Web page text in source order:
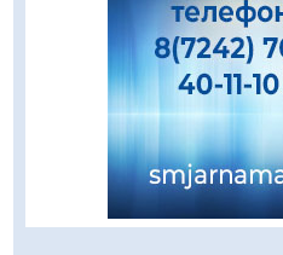
Даналықтың
шамшырағы
08.08.2026
Кенеге қарсы
жүргізілуде
07.08.2026